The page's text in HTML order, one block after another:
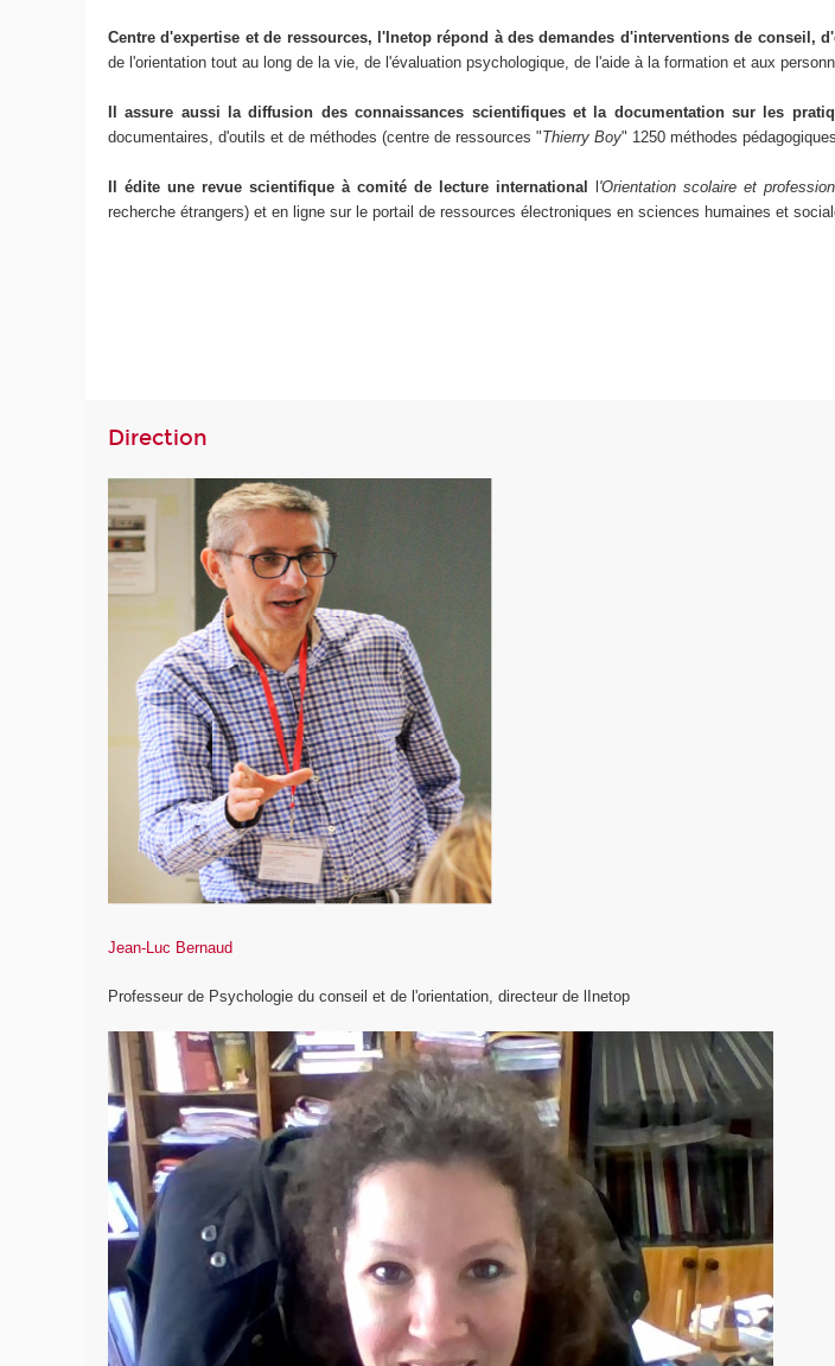
Centre d'expertise et de ressources, l'Inetop répond à des demandes d'interventions de conseil,
de l'orientation tout au long de la vie, de l'évaluation psychologique, de l'aide à la formation et aux
Il assure aussi la diffusion des connaissances scientifiques et la documentation sur les
documentaires, d'outils et de méthodes (centre de ressources "Thierry Boy" 1250 méthodes
Il édite une revue scientifique à comité de lecture international l'Orientation scolaire et
recherche étrangers) et en ligne sur le portail de ressources électroniques en sciences humaines et
Direction
Jean-Luc Bernaud
Professeur de Psychologie du conseil et de l'orientation, directeur de lInetop